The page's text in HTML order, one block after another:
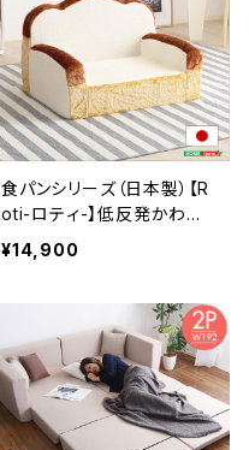
食パンシリーズ（日本製）【R
oti-ロティ-】低反発かわい
い食パンソファ SH-07-R
OT-SF
¥14,900